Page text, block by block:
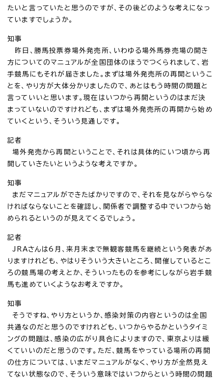
たいと言っていたと思うのですが、その後どのような考えになっ
ていますでしょうか。
知事
昨日、勝馬投票券場外発売所、いわゆる場外馬券売場の開き
方についてのマニュアルが全国団体のほうでつくられまして、岩
手競馬にもそれが届きました。まずは場外発売所の再開というこ
とを、やり方が大体分かりましたので、あとはもう時間の問題と
言っていいと思います。現在はいつから再開というのはまだ決
まっていないのですけれども、まずは場外発売所の再開から始め
ていくという、そういう見通しです。
記者
場外発売から再開ということで、それは具体的にいつ頃から再
開していきたいというような考えですか。
知事
まだマニュアルができたばかりですので、それを見ながらやらな
ければならないことを確認し、関係者で調整する中でいつから始
められるというのが見えてくるでしょう。
記者
JRAさんは6月、来月末まで無観客競馬を継続という発表があ
りますけれども、やはりそういう大きいところ、開催しているとこ
ろの競馬場の考えとか、そういったものを参考にしながら岩手競
馬も進めていくようなお考えですか。
知事
そうですね、やり方というか、感染対策の内容というのは全国
共通なのだと思うのですけれども、いつからやるかというタイミ
ングの問題は、感染の広がり具合によりますので、東京よりは緩
くていいのだと思うのです。ただ、競馬をやっている場所の再開
の仕方については、いまだマニュアルがなく、やり方が全然見え
てない状態なので、そういう意味ではいつからという時間の問題